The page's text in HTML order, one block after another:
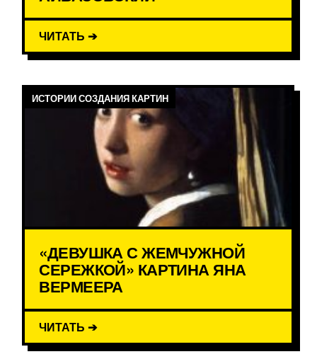
ЧИТАТЬ ➔
ИСТОРИИ СОЗДАНИЯ КАРТИН
«ДЕВУШКА С ЖЕМЧУЖНОЙ
СЕРЕЖКОЙ» КАРТИНА ЯНА
ВЕРМЕЕРА
ЧИТАТЬ ➔